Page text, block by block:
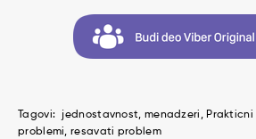
Tagovi: jednostavnost menadzeri Prakticni
problemi
resavati problem